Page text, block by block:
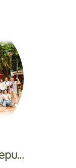
Hongkong with Livepure 2023